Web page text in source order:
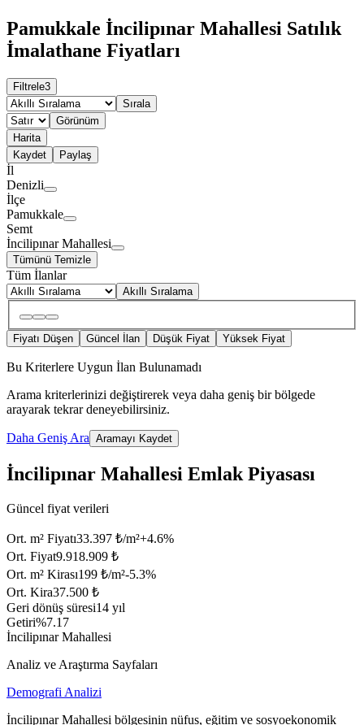
Pamukkale İncilipınar Mahallesi Satılık
İmalathane Fiyatları
Filtrele3
Sırala
Görünüm
Harita
Kaydet
Paylaş
İl
Denizli
İlçe
Pamukkale
Semt
İncilipınar Mahallesi
Tümünü Temizle
Tüm İlanlar
Akıllı Sıralama
Fiyatı Düşen Güncel İlan Düşük Fiyat Yüksek Fiyat
Bu Kriterlere Uygun İlan Bulunamadı
Arama kriterlerinizi değiştirerek veya daha geniş bir bölgede
arayarak tekrar deneyebilirsiniz.
Daha Geniş Ara Aramayı Kaydet
İncilipınar Mahallesi Emlak Piyasası
Güncel fiyat verileri
Ort. m² Fiyatı33.397 ₺/m²+4.6%
Ort. Fiyat9.918.909 ₺
Ort. m² Kirası199 ₺/m²-5.3%
Ort. Kira37.500 ₺
Geri dönüş süresi14 yıl
Getiri%7.17
İncilipınar Mahallesi
Analiz ve Araştırma Sayfaları
Demografi Analizi
İncilipınar Mahallesi bölgesinin nüfus, eğitim ve sosyoekonomik